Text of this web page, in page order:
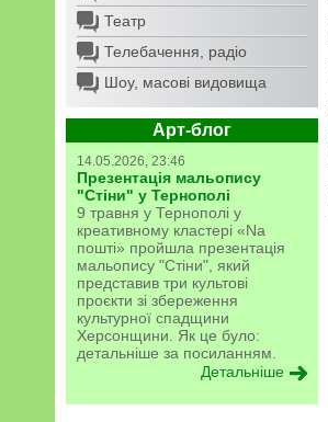
Театр
Телебачення, радіо
Шоу, масові видовища
Арт-блог
14.05.2026, 23:46
Презентація мальопису
"Стіни" у Тернополі
9 травня у Тернополі у
креативному кластері «Na
пошті» пройшла презентація
мальопису "Стіни", який
представив три культові
проєкти зі збереження
культурної спадщини
Херсонщини. Як це було:
детальніше за посиланням.
Детальніше